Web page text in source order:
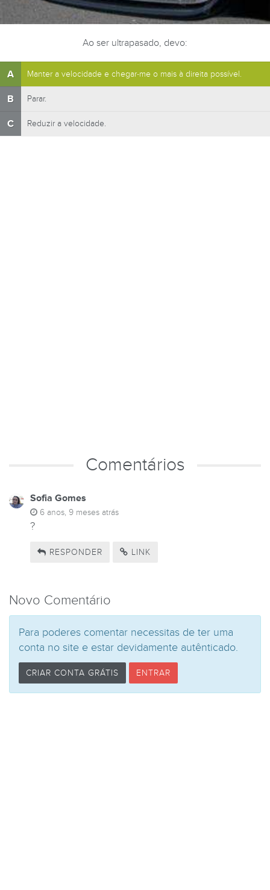
Ao ser ultrapasado, devo:
A Manter a velocidade e chegar-me o mais à direita possível.
B Parar.
C Reduzir a velocidade.
Comentários
Sofia Gomes
6 anos, 9 meses atrás
?
RESPONDER LINK
Novo Comentário
Para poderes comentar necessitas de ter uma
conta no site e estar devidamente autênticado.
CRIAR CONTA GRÁTIS ENTRAR